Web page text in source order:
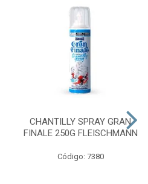
CHANTILLY SPRAY GRAN
FINALE 250G FLEISCHMANN
Código: 7380